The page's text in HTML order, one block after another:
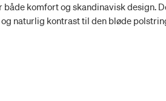
komfort og skandinavisk design.
naturlig kontrast til den bløde
klassiske design og giver sofaen et